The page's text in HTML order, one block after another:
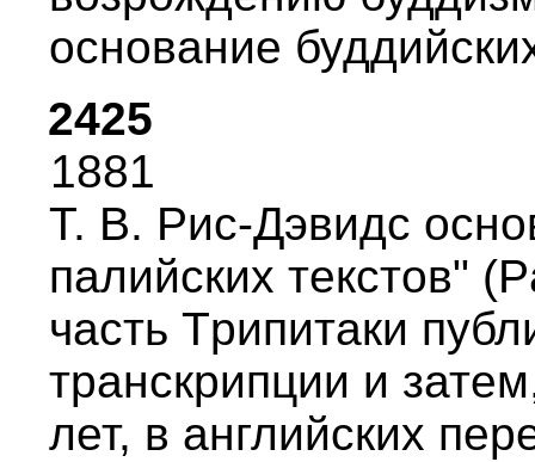
основание
2425
1881
Т. В. Рис-Дэвидс
палийских текстов"
часть Тpипитаки
тpанскpипции и
лет, в английских